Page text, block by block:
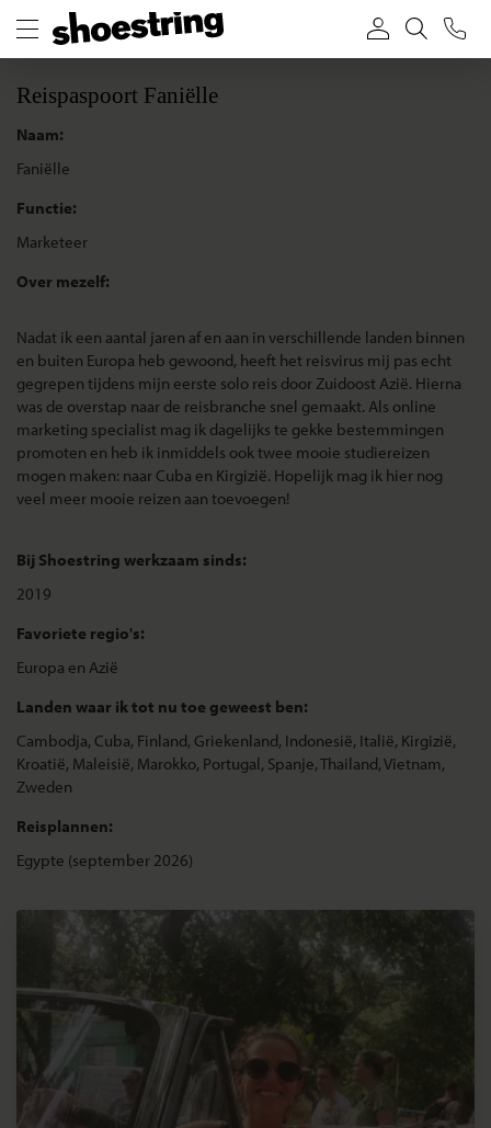
Reispaspoort Faniëlle
Naam:
Faniëlle
Functie:
Marketeer
Over mezelf:
Nadat ik een aantal jaren af en aan in verschillende landen binnen
en buiten Europa heb gewoond, heeft het reisvirus mij pas echt
gegrepen tijdens mijn eerste solo reis door Zuidoost Azië. Hierna
was de overstap naar de reisbranche snel gemaakt. Als online
marketing specialist mag ik dagelijks te gekke bestemmingen
promoten en heb ik inmiddels ook twee mooie studiereizen
mogen maken: naar Cuba en Kirgizië. Hopelijk mag ik hier nog
veel meer mooie reizen aan toevoegen!
Bij Shoestring werkzaam sinds:
2019
Favoriete regio's:
Europa en Azië
Landen waar ik tot nu toe geweest ben:
Cambodja, Cuba, Finland, Griekenland, Indonesië, Italië, Kirgizië,
Kroatië, Maleisië, Marokko, Portugal, Spanje, Thailand, Vietnam,
Zweden
Reisplannen:
Egypte (september 2026)